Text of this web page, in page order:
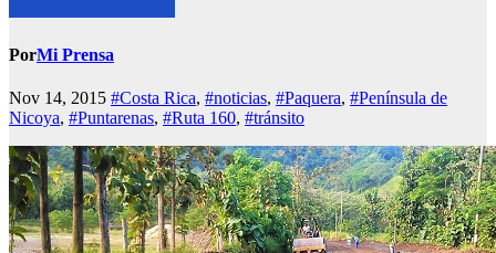
PorMi Prensa
Nov 14, 2015 #Costa Rica, #noticias, #Paquera, #Península de
Nicoya, #Puntarenas, #Ruta 160, #tránsito